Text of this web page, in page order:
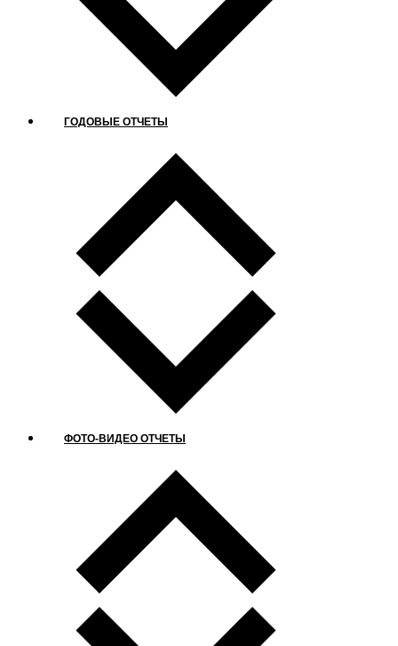
ГОДОВЫЕ ОТЧЕТЫ
ФОТО-ВИДЕО ОТЧЕТЫ